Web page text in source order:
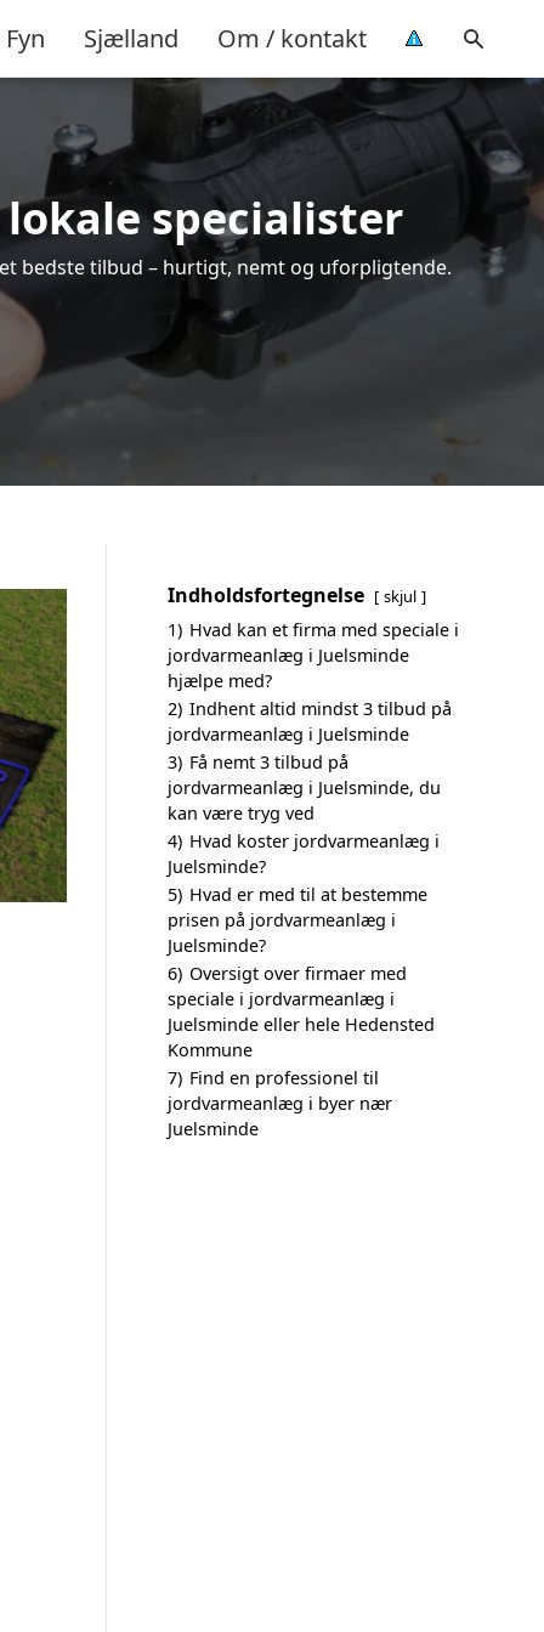
Fyn Sjælland Om / kontakt
specialister
bedste tilbud – hurtigt, nemt og uforpligtende.
Indholdsfortegnelse skjul
1) Hvad kan et firma med speciale i
jordvarmeanlæg i Juelsminde
hjælpe med?
2) Indhent altid mindst 3 tilbud på
jordvarmeanlæg i Juelsminde
3) Få nemt 3 tilbud på
jordvarmeanlæg i Juelsminde, du
kan være tryg ved
4) Hvad koster jordvarmeanlæg i
Juelsminde?
5) Hvad er med til at bestemme
prisen på jordvarmeanlæg i
Juelsminde?
6) Oversigt over firmaer med
speciale i jordvarmeanlæg i
Juelsminde eller hele Hedensted
Kommune
7) Find en professionel til
jordvarmeanlæg i byer nær
Juelsminde